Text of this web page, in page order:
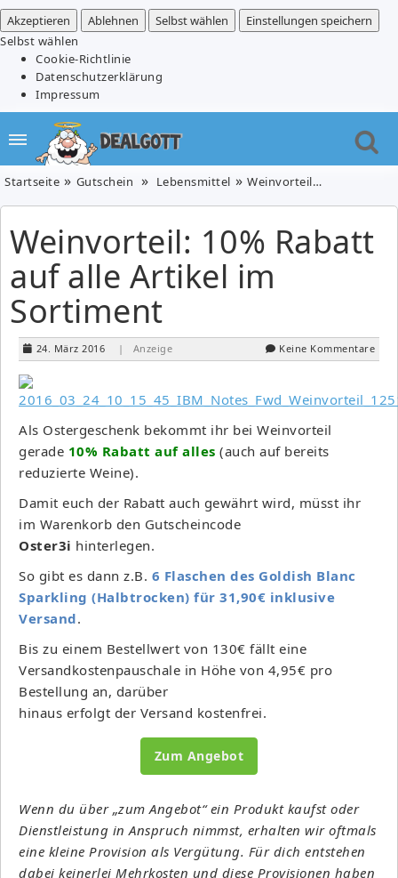
Akzeptieren
Ablehnen Selbst wählen
Einstellungen speichern
Selbst wählen
Cookie-Richtlinie
Datenschutzerklärung
Impressum
Startseite Gutschein Lebensmittel Weinvorteil: 10% Rabatt auf alle Artikel im Sortiment
Weinvorteil: 10% Rabatt
auf alle Artikel im
Sortiment
24. März 2016 | Anzeige Keine Kommentare
Als Ostergeschenk bekommt ihr bei Weinvorteil
gerade 10% Rabatt auf alles (auch auf bereits
reduzierte Weine).
Damit euch der Rabatt auch gewährt wird, müsst ihr
im Warenkorb den Gutscheincode
Oster3i hinterlegen.
So gibt es dann z.B. 6 Flaschen des Goldish Blanc
Sparkling (Halbtrocken) für 31,90€ inklusive
Versand.
Bis zu einem Bestellwert von 130€ fällt eine
Versandkostenpauschale in Höhe von 4,95€ pro
Bestellung an, darüber
hinaus erfolgt der Versand kostenfrei.
Zum Angebot
Wenn du über „zum Angebot“ ein Produkt kaufst oder
Dienstleistung in Anspruch nimmst, erhalten wir oftmals
eine kleine Provision als Vergütung. Für dich entstehen
dabei keinerlei Mehrkosten und diese Provisionen haben